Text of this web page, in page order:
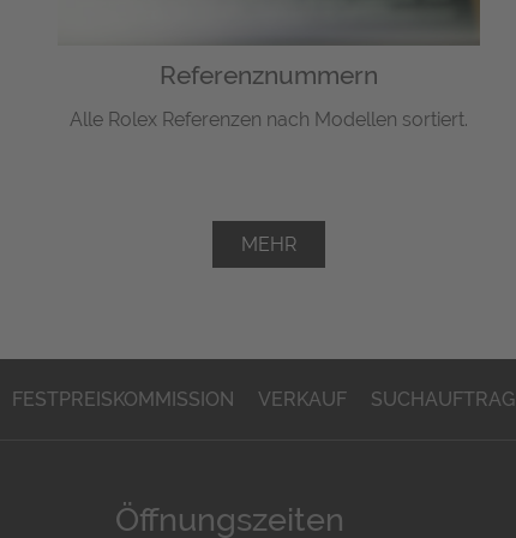
Referenznummern
Alle Rolex Referenzen nach Modellen sortiert.
MEHR
FESTPREISKOMMISSION VERKAUF SUCHAUFTRAG
Öffnungszeiten